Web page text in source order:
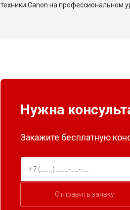
техники Canon на профессиональном
Нужна
Закажите бесплатную
Отправить заявку